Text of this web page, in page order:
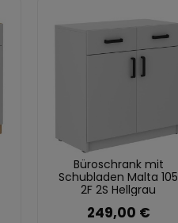
Büroschrank mit
Schubladen Malta 105
2F 2S Hellgrau
249,00 €